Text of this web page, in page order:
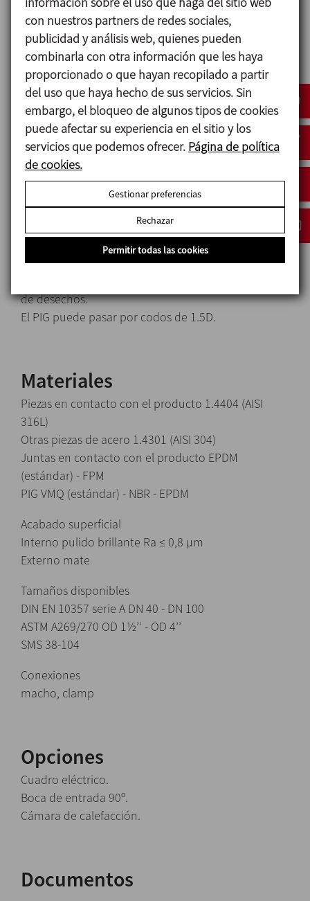
envío. Éste se manda hacia la estación receptora
mediante un fluido impulsor, que suele ser aire
comprimido, y a medida que el PIG se desplaza,
empuja el producto que hay
en la tubería para su
aprovechamiento. Una vez el PIG ha llegado a la
estación receptora se puede limpiar toda
instalación mediante CIP con la ventaja que
incluso el PIG queda limpio. Acabada esta fase, se
retorna el PIG a la
estación de envío y la instalación
Diseño y características
Sistema sanitario.
de desechos.
El PIG puede pasar por codos de 1.5D.
Materiales
Piezas en contacto con el producto 1.4404 (AISI
316L)
Otras piezas de acero 1.4301 (AISI 304)
Juntas en contacto con el producto EPDM
(estándar) - FPM
PIG VMQ (estándar) - NBR - EPDM
Acabado superficial
Interno pulido brillante Ra ≤ 0,8 μm
Externo mate
Tamaños disponibles
DIN EN 10357 serie A DN 40 - DN 100
ASTM A269/270 OD 1½’’ - OD 4’’
SMS 38-104
Conexiones
macho, clamp
Opciones
Cuadro eléctrico.
Boca de entrada 90º.
Cámara de calefacción.
Documentos
con nuestros partners de redes sociales,
publicidad y análisis web, quienes pueden
combinarla con otra información que les haya
proporcionado o que hayan recopilado a partir
del uso que haya hecho de sus servicios. Sin
embargo, el bloqueo de algunos tipos de cookies
puede afectar su experiencia en el sitio y los
servicios que podemos ofrecer. Página de política
de cookies.
Gestionar preferencias
Rechazar
Permitir todas las cookies